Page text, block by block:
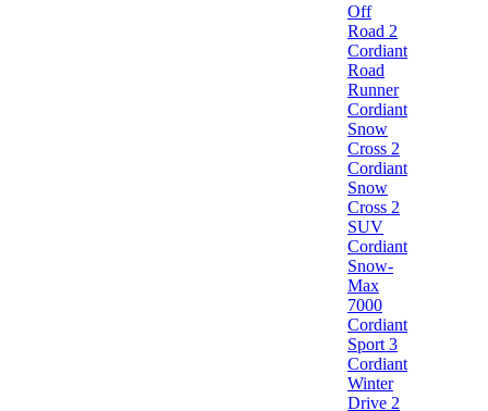
Off
Road 2
Cordiant
Road
Runner
Cordiant
Snow
Cross 2
Cordiant
Snow
Cross 2
SUV
Cordiant
Snow-
Max
7000
Cordiant
Sport 3
Cordiant
Winter
Drive 2